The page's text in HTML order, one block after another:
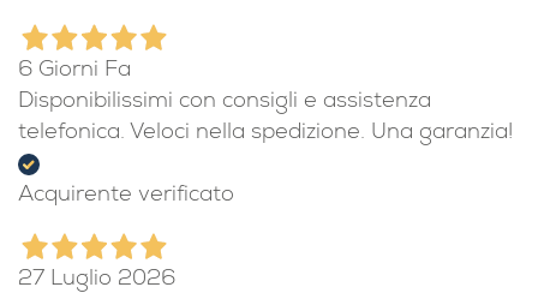
6 Giorni Fa
Disponibilissimi con consigli e assistenza
telefonica. Veloci nella spedizione. Una garanzia!
Acquirente verificato
27 Luglio 2026